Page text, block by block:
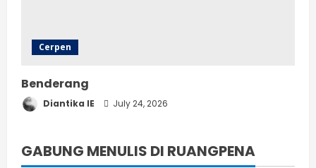
Cerpen
Benderang
Diantika IE July 24, 2026
GABUNG MENULIS DI RUANGPENA